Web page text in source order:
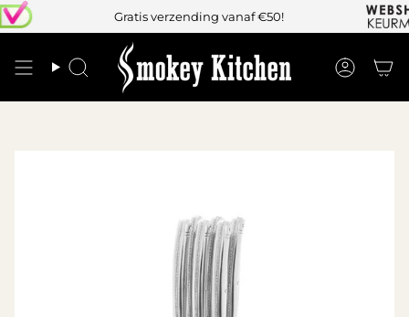
Gratis verzending vanaf €50!